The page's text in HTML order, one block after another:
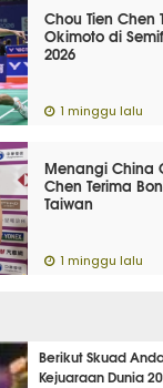
Chou Tien Chen
Okimoto di
2026
1 minggu lalu
Menangi China
Chen Terima
Taiwan
1 minggu lalu
Berikut Skuad
Kejuaraan Dunia